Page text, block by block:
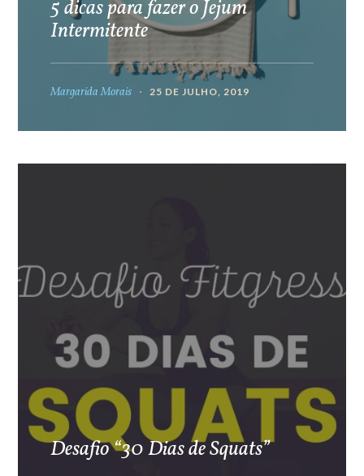
5 dicas para fazer o Jejum
Intermitente
Margarida Morais 25 DE JULHO, 2019
Desafio “30 Dias de Squats”